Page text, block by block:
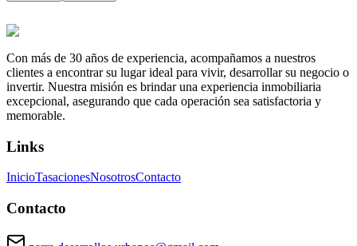
Con más de 30 años de experiencia, acompañamos a nuestros
clientes a encontrar su lugar ideal para vivir, desarrollar su negocio o
invertir. Nuestra misión es brindar una experiencia inmobiliaria
excepcional, asegurando que cada operación sea satisfactoria y
memorable.
Links
InicioTasacionesNosotrosContacto
Contacto